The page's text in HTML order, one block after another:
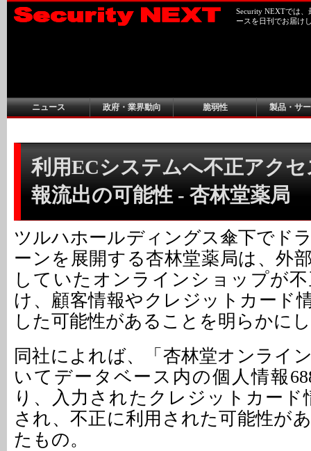
Security NEXTでは
ースを日刊でお届け
ニュース 政府・業界動向 脆弱性 製品・サ
利用ECシステムへ不正アク
報流出の可能性 - 杏林堂薬局
ツルハホールディングス傘下でド
ーンを展開する杏林堂薬局は、外
していたオンラインショップが
け、顧客情報やクレジットカード
した可能性があることを明らかに
同社によれば、「杏林堂オンライ
いてデータベース内の個人情報
り、入力されたクレジットカード
され、不正に利用された可能性が
たもの。